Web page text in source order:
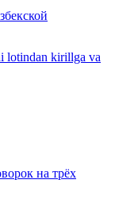
lotindan kirillga va
на трёх